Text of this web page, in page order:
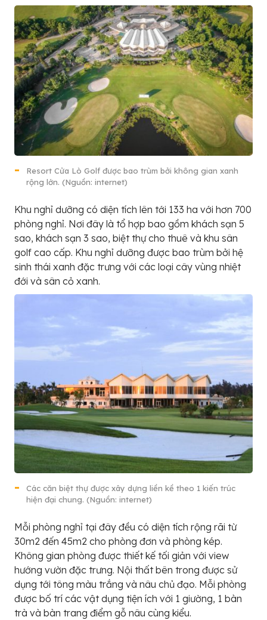
Resort Cửa Lò Golf được bao trùm bởi không gian xanh
rộng lớn. (Nguồn: internet)
Khu nghỉ dưỡng có diện tích lên tới 133 ha với hơn 700
phòng nghỉ. Nơi đây là tổ hợp bao gồm khách sạn 5
sao, khách sạn 3 sao, biệt thự cho thuê và khu sân
golf cao cấp. Khu nghỉ dưỡng được bao trùm bởi hệ
sinh thái xanh đặc trưng với các loại cây vùng nhiệt
đới và sân cỏ xanh.
Các căn biệt thự được xây dựng liền kề theo 1 kiến trúc
hiện đại chung. (Nguồn: internet)
Mỗi phòng nghỉ tại đây đều có diện tích rộng rãi từ
30m2 đến 45m2 cho phòng đơn và phòng kép.
Không gian phòng được thiết kế tối giản với view
hướng vườn đặc trưng. Nội thất bên trong được sử
dụng tới tông màu trắng và nâu chủ đạo. Mỗi phòng
được bố trí các vật dụng tiện ích với 1 giường, 1 bàn
trà và bàn trang điểm gỗ nâu cùng kiểu.